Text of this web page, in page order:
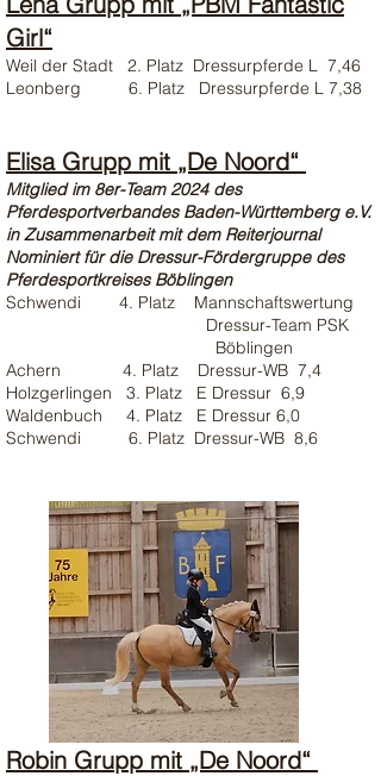
Girl“
Weil der Stadt 2. Platz Dressurpferde L 7,46
Leonberg 6. Platz Dressurpferde L 7,38
Elisa Grupp mit „De Noord“
Mitglied im 8er-Team 2024 des
Pferdesportverbandes Baden-Württemberg e.V.
in Zusammenarbeit mit dem Reiterjournal
Nominiert für die Dressur-Fördergruppe des
Pferdesportkreises Böblingen
Schwendi 4. Platz Mannschaftswertung
Dressur-Team PSK
Böblingen
Achern 4. Platz Dressur-WB 7,4
Holzgerlingen 3. Platz E Dressur 6,9
Waldenbuch 4. Platz E Dressur 6,0
Schwendi 6. Platz Dressur-WB 8,6
Robin Grupp mit „De Noord“